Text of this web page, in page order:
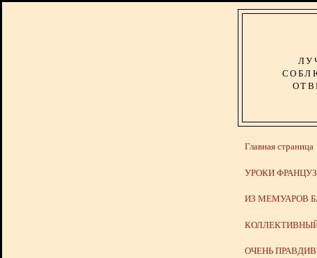
Главная страница
УРОКИ
ИЗ МЕМУАРОВ
ОЧЕНЬ